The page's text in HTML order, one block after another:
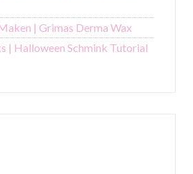
| Grimas Derma Wax
| Halloween Schmink Tutorial